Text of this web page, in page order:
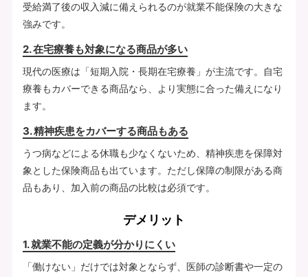
受給満了後の収入減に備えられるのが就業不能保険の大きな
強みです。
2. 在宅療養も対象になる商品が多い
現代の医療は「短期入院・長期在宅療養」が主流です。自宅
療養もカバーできる商品なら、より実態に合った備えになり
ます。
3. 精神疾患をカバーする商品もある
うつ病などによる休職も少なくないため、精神疾患を保障対
象とした保険商品も出ています。ただし保障の制限がある商
品もあり、加入前の商品の比較は必須です。
デメリット
1. 就業不能の定義が分かりにくい
「働けない」だけでは対象とならず、医師の診断書や一定の